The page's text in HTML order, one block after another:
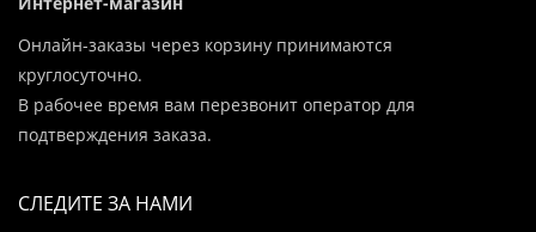
Онлайн-заказы через корзину принимаются
круглосуточно.
В рабочее время вам перезвонит оператор для
подтверждения заказа.
СЛЕДИТЕ ЗА НАМИ